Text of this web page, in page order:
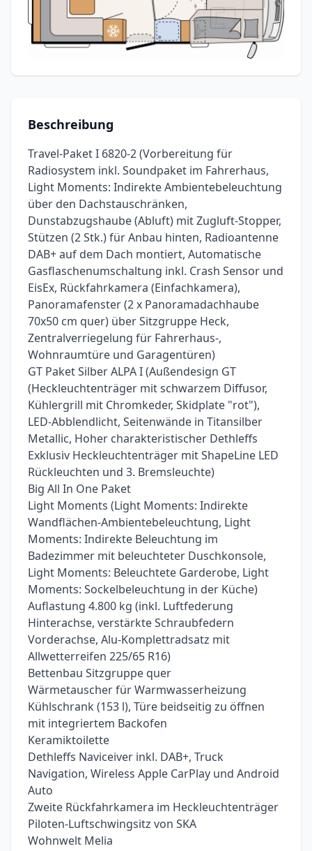
Beschreibung
Travel-Paket I 6820-2 (Vorbereitung für
Radiosystem inkl. Soundpaket im Fahrerhaus,
Light Moments: Indirekte Ambientebeleuchtung
über den Dachstauschränken,
Dunstabzugshaube (Abluft) mit Zugluft-Stopper,
Stützen (2 Stk.) für Anbau hinten, Radioantenne
DAB+ auf dem Dach montiert, Automatische
Gasflaschenumschaltung inkl. Crash Sensor und
EisEx, Rückfahrkamera (Einfachkamera),
Panoramafenster (2 x Panoramadachhaube
70x50 cm quer) über Sitzgruppe Heck,
Zentralverriegelung für Fahrerhaus-,
Wohnraumtüre und Garagentüren)
GT Paket Silber ALPA I (Außendesign GT
(Heckleuchtenträger mit schwarzem Diffusor,
Kühlergrill mit Chromkeder, Skidplate "rot"),
LED-Abblendlicht, Seitenwände in Titansilber
Metallic, Hoher charakteristischer Dethleffs
Exklusiv Heckleuchtenträger mit ShapeLine LED
Rückleuchten und 3. Bremsleuchte)
Big All In One Paket
Light Moments (Light Moments: Indirekte
Wandflächen-Ambientebeleuchtung, Light
Moments: Indirekte Beleuchtung im
Badezimmer mit beleuchteter Duschkonsole,
Light Moments: Beleuchtete Garderobe, Light
Moments: Sockelbeleuchtung in der Küche)
Auflastung 4.800 kg (inkl. Luftfederung
Hinterachse, verstärkte Schraubfedern
Vorderachse, Alu-Komplettradsatz mit
Allwetterreifen 225/65 R16)
Bettenbau Sitzgruppe quer
Wärmetauscher für Warmwasserheizung
Kühlschrank (153 l), Türe beidseitig zu öffnen
mit integriertem Backofen
Keramiktoilette
Dethleffs Naviceiver inkl. DAB+, Truck
Navigation, Wireless Apple CarPlay und Android
Auto
Zweite Rückfahrkamera im Heckleuchtenträger
Piloten-Luftschwingsitz von SKA
Wohnwelt Melia